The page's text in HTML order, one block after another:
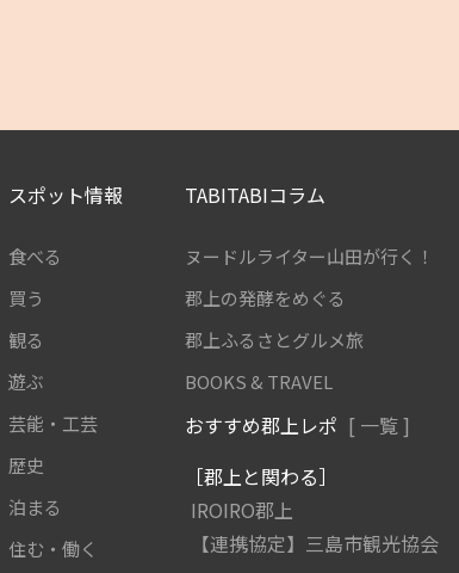
スポット情報
食べる
買う
観る
遊ぶ
芸能・工芸
歴史
泊まる
住む・働く
TABITABIコラム
ヌードルライター山田が行く！
郡上の発酵をめぐる
郡上ふるさとグルメ旅
BOOKS & TRAVEL
おすすめ郡上レポ [ 一覧 ]
［郡上と関わる］
IROIRO郡上
【連携協定】三島市観光協会